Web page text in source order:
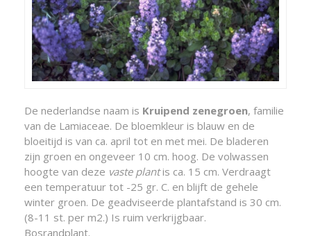
De nederlandse naam is Kruipend zenegroen, familie
van de Lamiaceae. De bloemkleur is blauw en de
bloeitijd is van ca. april tot en met mei. De bladeren
zijn groen en ongeveer 10 cm. hoog. De volwassen
hoogte van deze vaste plantis ca. 15 cm. Verdraagt
een temperatuur tot -25 gr. C. en blijft de gehele
winter groen. De geadviseerde plantafstand is 30 cm.
(8-11 st. per m2.) Is ruim verkrijgbaar.
Bosrandplant.